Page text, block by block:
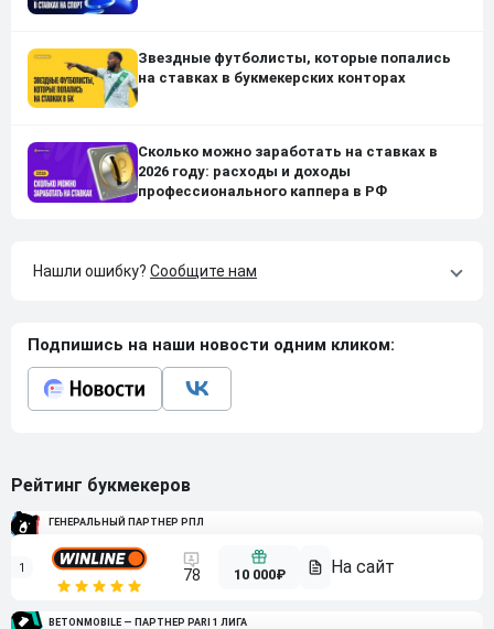
Звездные футболисты, которые попались
на ставках в букмекерских конторах
Сколько можно заработать на ставках в
2026 году: расходы и доходы
профессионального каппера в РФ
Нашли ошибку? Сообщите нам
Подпишись на наши новости одним кликом:
Рейтинг букмекеров
ГЕНЕРАЛЬНЫЙ ПАРТНЕР РПЛ
1 78 10 000₽
BETONMOBILE — ПАРТНЕР PARI 1 ЛИГА